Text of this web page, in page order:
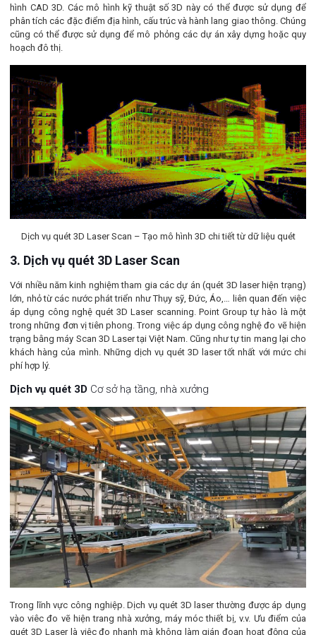
hình CAD 3D. Các mô hình kỹ thuật số 3D này có thể được sử dụng để
phân tích các đặc điểm địa hình, cấu trúc và hành lang giao thông. Chúng
cũng có thể được sử dụng để mô phỏng các dự án xây dựng hoặc quy
hoạch đô thị.
Dịch vụ quét 3D Laser Scan – Tạo mô hình 3D chi tiết từ dữ liệu quét
3. Dịch vụ quét 3D Laser Scan
Với nhiều năm kinh nghiệm tham gia các dự án (quét 3D laser hiện trạng)
lớn, nhỏ từ các nước phát triển như Thụy sỹ, Đức, Áo,… liên quan đến việc
áp dụng công nghệ quét 3D Laser scanning. Point Group tự hào là một
trong những đơn vị tiên phong. Trong việc áp dụng công nghệ đo vẽ hiện
trạng bằng máy Scan 3D Laser tại Việt Nam. Cũng như tự tin mang lại cho
khách hàng của mình. Những dịch vụ quét 3D laser tốt nhất với mức chi
phí hợp lý.
Dịch vụ quét 3D Cơ sở hạ tầng, nhà xưởng
Trong lĩnh vực công nghiệp. Dịch vụ quét 3D laser thường được áp dụng
vào viêc đo vẽ hiện trang nhà xưởng, máy móc thiết bị, v.v. Ưu điểm của
quét 3D Laser là việc đo nhanh mà không làm gián đoạn hoạt động của